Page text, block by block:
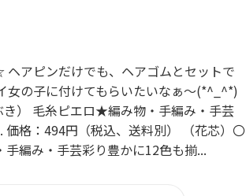
アピンだけでも、ヘアゴムとセットで
の子に付けてもらいたいなぁ～(*^_^*)
） 毛糸ピエロ★編み物・手編み・手芸
格：494円（税込、送料別） （花芯）〇
編み・手芸彩り豊かに12色も揃...